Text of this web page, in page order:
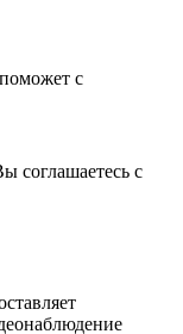
с
соглашаетесь с